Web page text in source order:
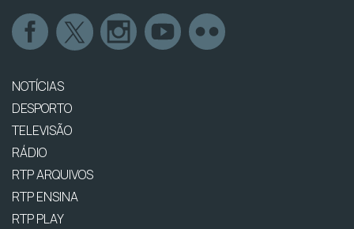
NOTÍCIAS
DESPORTO
TELEVISÃO
RÁDIO
RTP ARQUIVOS
RTP ENSINA
RTP PLAY